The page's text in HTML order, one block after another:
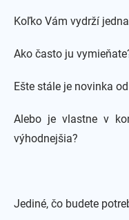
Koľko Vám vydrží
Ako často ju
Ešte stále je novinka
Alebo je vlastne v
výhodnejšia?
Jediné, čo budete